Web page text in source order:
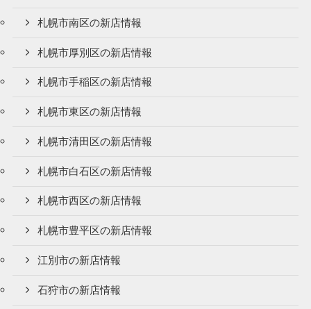
札幌市南区の新店情報
札幌市厚別区の新店情報
札幌市手稲区の新店情報
札幌市東区の新店情報
札幌市清田区の新店情報
札幌市白石区の新店情報
札幌市西区の新店情報
札幌市豊平区の新店情報
江別市の新店情報
石狩市の新店情報